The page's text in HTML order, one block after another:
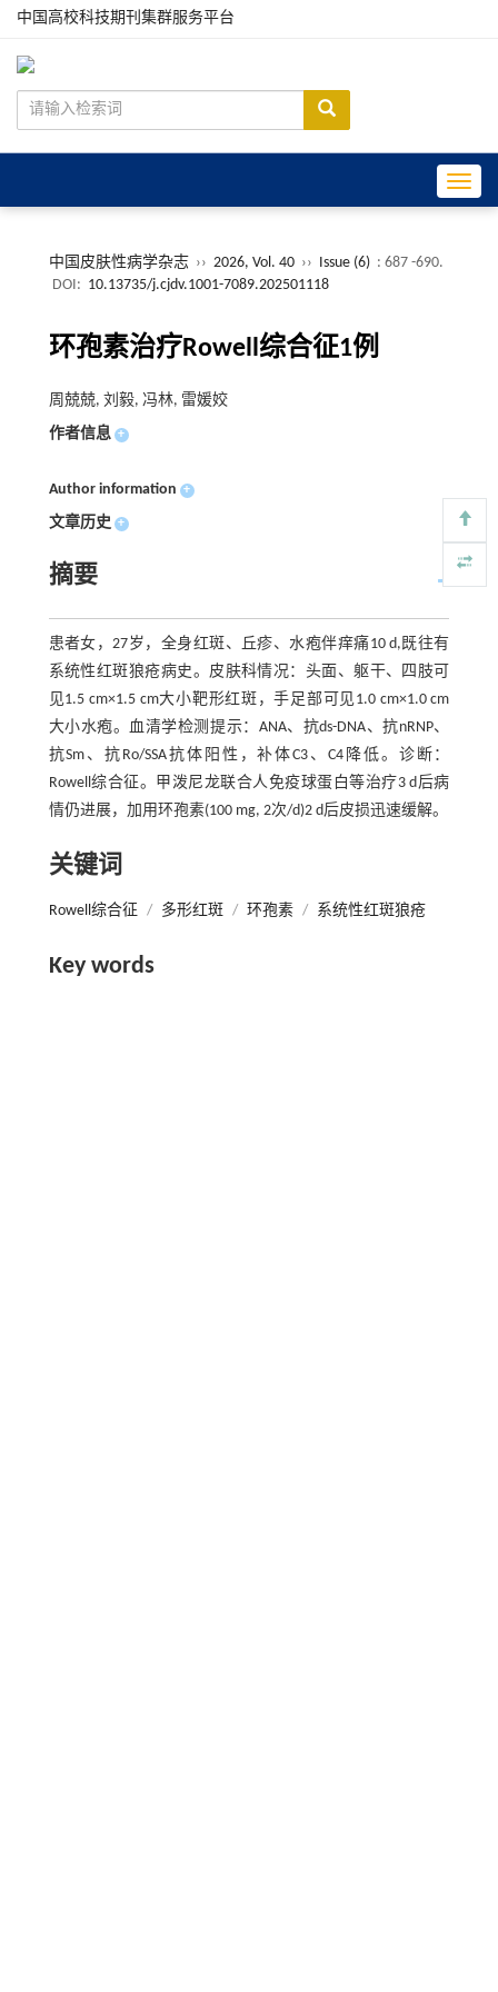
中国高校科技期刊集群服务平台
中国皮肤性病学杂志 ›› 2026, Vol. 40 ›› Issue (6) : 687 -690.
DOI: 10.13735/j.cjdv.1001-7089.202501118
环孢素治疗Rowell综合征1例
周兢兢, 刘毅, 冯林, 雷媛姣
作者信息 +
Author information +
文章历史 +
摘要
患者女，27岁，全身红斑、丘疹、水疱伴痒痛10 d,既往有
系统性红斑狼疮病史。皮肤科情况：头面、躯干、四肢可
见1.5 cm×1.5 cm大小靶形红斑，手足部可见1.0 cm×1.0 cm
大小水疱。血清学检测提示：ANA、抗ds-DNA、抗nRNP、
抗Sm、抗Ro/SSA抗体阳性，补体C3、C4降低。诊断：
Rowell综合征。甲泼尼龙联合人免疫球蛋白等治疗3 d后病
情仍进展，加用环孢素(100 mg, 2次/d)2 d后皮损迅速缓解。
关键词
Rowell综合征 / 多形红斑 / 环孢素 / 系统性红斑狼疮
Key words